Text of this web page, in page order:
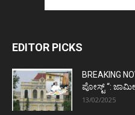
EDITOR PICKS
BREAKING
ಪೋಸ್ಟ್‌ “:
13/02/2025